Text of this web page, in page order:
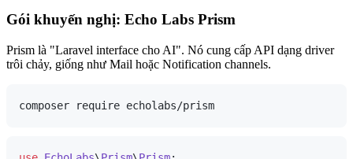
Gói khuyến nghị: Echo Labs Prism
Prism là "Laravel interface cho AI". Nó cung cấp API dạng driver
trôi chảy, giống như Mail hoặc Notification channels.